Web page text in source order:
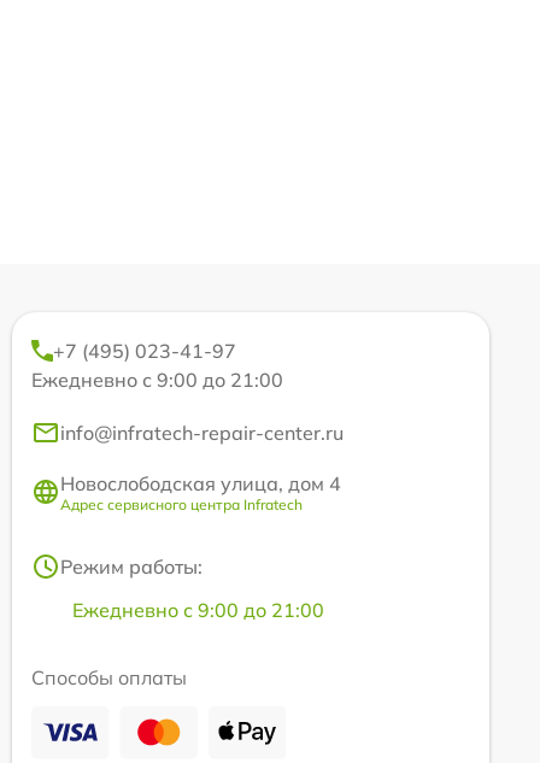
+7 (495) 023-41-97
Ежедневно с 9:00 до 21:00
info@infratech-repair-center.ru
Новослободская улица, дом 4
Адрес сервисного центра Infratech
Режим работы:
Ежедневно с 9:00 до 21:00
Способы оплаты